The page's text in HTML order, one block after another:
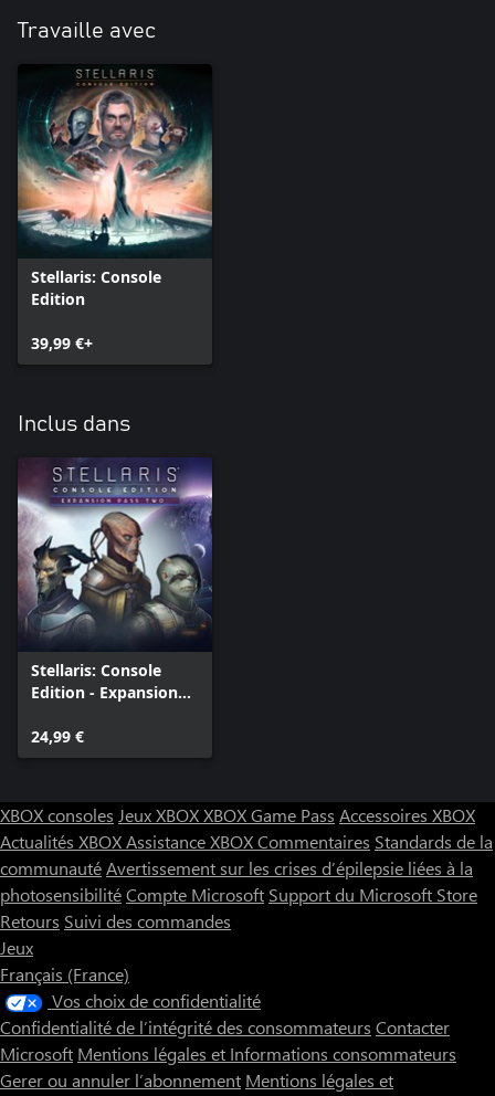
Travaille avec
Stellaris: Console
Edition
39,99 €+
Inclus dans
Stellaris: Console
Edition - Expansion
24,99 €
XBOX consoles Jeux XBOXXBOX Game Pass Accessoires XBOX
Actualités XBOXAssistance XBOXCommentaires Standards de la
communautéAvertissement sur les crises d’épilepsie liées à la
photosensibilitéCompte Microsoft Support du Microsoft Store
Retours Suivi des commandes
Jeux
Français (France)
Vos choix de confidentialité
Confidentialité de l’intégrité des consommateurs Contacter
Microsoft Mentions légales et Informations consommateurs
Gerer ou annuler l’abonnement Mentions légales et